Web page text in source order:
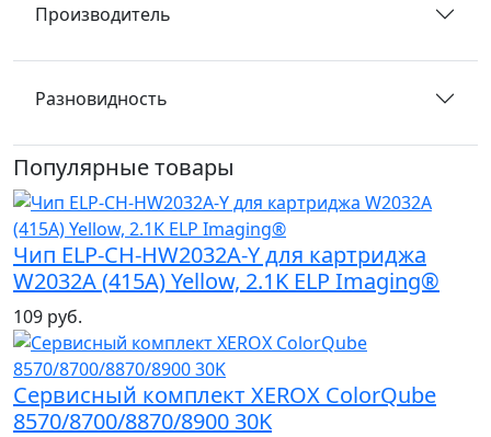
Производитель
Разновидность
Популярные товары
Чип ELP-CH-HW2032A-Y для картриджа
W2032A (415A) Yellow, 2.1K ELP Imaging®
109 руб.
Сервисный комплект XEROX ColorQube
8570/8700/8870/8900 30K